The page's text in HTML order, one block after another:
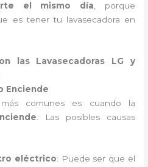
el mismo día, porque
es tener tu lavasecadora en
las Lavasecadoras LG y
Enciende
comunes es cuando la
. Las posibles causas
eléctrico: Puede ser que el